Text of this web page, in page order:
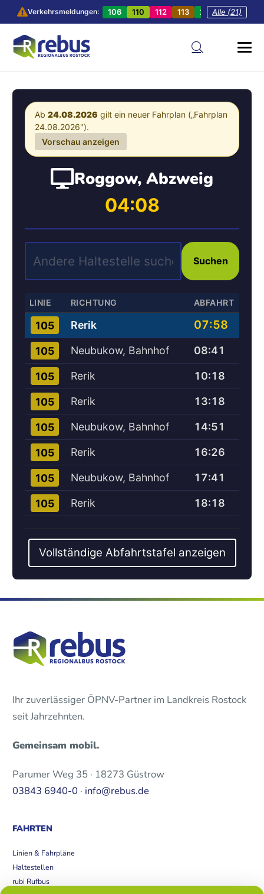
Verkehrsmeldungen: 106 110 112 113 201 202
Alle (21)
Ab 24.08.2026 gilt ein neuer Fahrplan („Fahrplan
24.08.2026").
Vorschau anzeigen
Roggow, Abzweig
04:08
Suchen
LINIE RICHTUNG ABFAHRT
105 Rerik 07:58
105 Neubukow, Bahnhof 08:41
105 Rerik 10:18
105 Rerik 13:18
105 Neubukow, Bahnhof 14:51
105 Rerik 16:26
105 Neubukow, Bahnhof 17:41
105 Rerik 18:18
Vollständige Abfahrtstafel anzeigen
Ihr zuverlässiger ÖPNV-Partner im Landkreis Rostock
seit Jahrzehnten.
Gemeinsam mobil.
Parumer Weg 35 · 18273 Güstrow
03843 6940-0 · info@rebus.de
FAHRTEN
Linien & Fahrpläne
Haltestellen
rubi Rufbus